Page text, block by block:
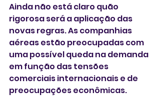
Ainda não está claro quão
rigorosa será a aplicação das
novas regras. As companhias
aéreas estão preocupadas com
uma possível queda na demanda
em função das tensões
comerciais internacionais e de
preocupações econômicas.